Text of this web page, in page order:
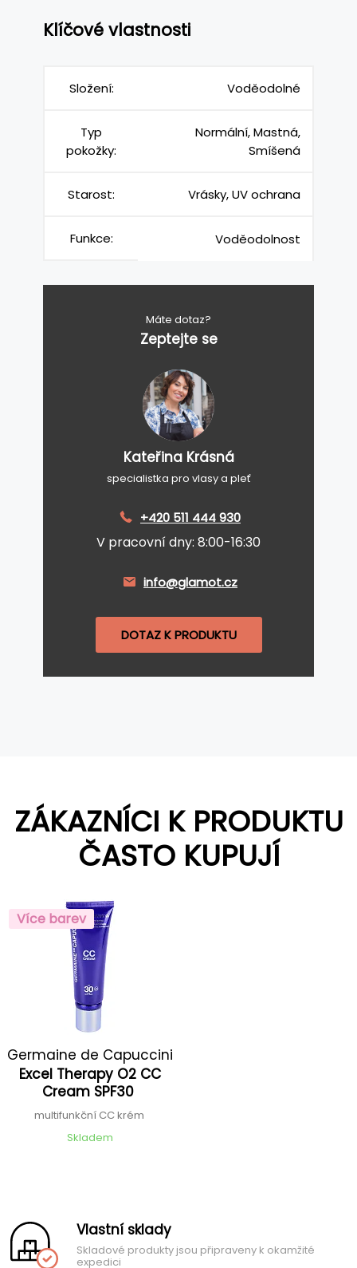
Klíčové vlastnosti
Složení: Voděodolné
Typ
pokožky:
Normální, Mastná,
Smíšená
Starost: Vrásky, UV ochrana
Funkce: Voděodolnost
Máte dotaz?
Zeptejte se
Kateřina Krásná
specialistka pro vlasy a pleť
+420 511 444 930
V pracovní dny: 8:00-16:30
info@glamot.cz
DOTAZ K PRODUKTU
ZÁKAZNÍCI K PRODUKTU
ČASTO KUPUJÍ
Více barev
Germaine de Capuccini
Excel Therapy O2 CC
Cream SPF30
multifunkční CC krém
Skladem
Vlastní sklady
Skladové produkty jsou připraveny k okamžité
expedici